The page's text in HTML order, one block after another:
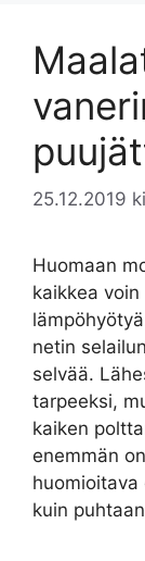
25.12.2019
Huomaan
kaikkea
netin
selvää.
tarpeeksi,
kaiken
enemmän
kuin